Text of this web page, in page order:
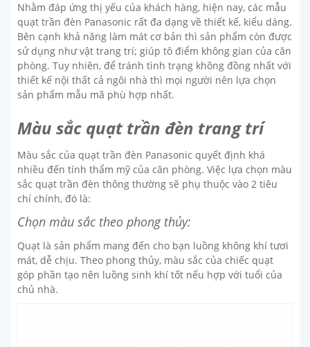
Nhằm đáp ứng thị yếu của khách hàng, hiện nay, các mẫu
quạt trần đèn Panasonic rất đa dạng về thiết kế, kiểu dáng.
Bên cạnh khả năng làm mát cơ bản thì sản phẩm còn được
sử dụng như vật trang trí; giúp tô điểm không gian của căn
phòng. Tuy nhiên, để tránh tình trạng không đồng nhất với
thiết kế nội thất cả ngôi nhà thì mọi người nên lựa chọn
sản phẩm mẫu mã phù hợp nhất.
Màu sắc quạt trần đèn trang trí
Màu sắc của quạt trần đèn Panasonic quyết định khá
nhiều đến tính thẩm mỹ của căn phòng. Việc lựa chọn màu
sắc quạt trần đèn thông thường sẽ phụ thuộc vào 2 tiêu
chí chính, đó là:
Chọn màu sắc theo phong thủy:
Quạt là sản phẩm mang đến cho bạn luồng không khí tươi
mát, dễ chịu. Theo phong thủy, màu sắc của chiếc quạt
góp phần tạo nên luồng sinh khí tốt nếu hợp với tuổi của
chủ nhà.